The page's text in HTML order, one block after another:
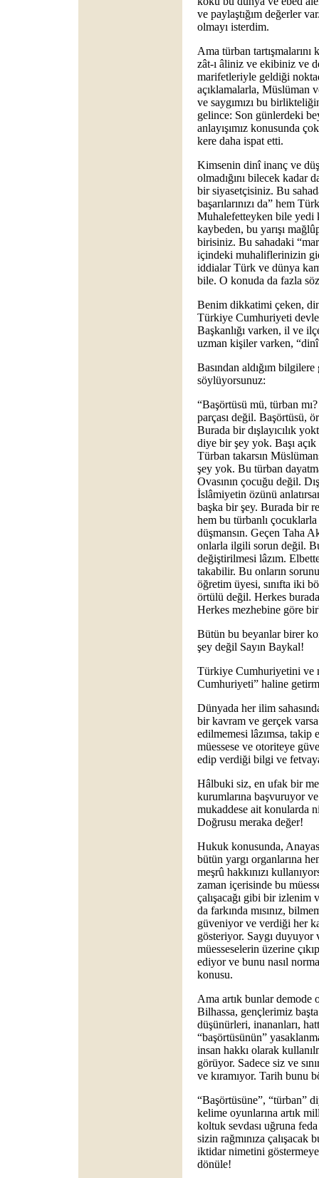
ve paylaştığım değerler
olmayı isterdim.
Ama türban tartışmalarını
zât-ı âliniz ve ekibiniz ve
marifetleriyle geldiği
açıklamalarla, Müslüman
ve saygımızı bu
gelince: Son günlerdeki
anlayışımız konusunda
kere daha ispat etti.
Kimsenin dinî inanç ve
olmadığını bilecek kadar
bir siyasetçisiniz. Bu
başarılarınızı da” hem
Muhalefetteyken bile yedi
kaybeden, bu yarışı
birisiniz. Bu sahadaki
içindeki muhaliflerinizin
iddialar Türk ve dünya
bile. O konuda da fazla
Benim dikkatimi çeken, din
Türkiye Cumhuriyeti
Başkanlığı varken, il ve
uzman kişiler varken,
Basından aldığım
söylüyorsunuz:
“Başörtüsü mü, türban
parçası değil. Başörtüsü,
Burada bir dışlayıcılık
diye bir şey yok. Başı
Türban takarsın
şey yok. Bu türban
Ovasının çocuğu değil.
İslâmiyetin özünü
başka bir şey. Burada bir
hem bu türbanlı
düşmansın. Geçen Taha
onlarla ilgili sorun değil.
değiştirilmesi lâzım.
takabilir. Bu onların
öğretim üyesi, sınıfta iki
örtülü değil. Herkes
Herkes mezhebine göre
Bütün bu beyanlar birer
şey değil Sayın Baykal!
Türkiye Cumhuriyetini ve
Cumhuriyeti” haline
Dünyada her ilim
bir kavram ve gerçek
edilmemesi lâzımsa,
müessese ve otoriteye
edip verdiği bilgi ve
Hâlbuki siz, en ufak bir
kurumlarına başvuruyor
mukaddese ait konularda
Doğrusu meraka değer!
Hukuk konusunda,
bütün yargı organlarına
meşrû hakkınızı
zaman içerisinde bu
çalışacağı gibi bir izlenim
da farkında mısınız,
güveniyor ve verdiği her
gösteriyor. Saygı
müesseselerin üzerine
ediyor ve bunu nasıl
konusu.
Ama artık bunlar demode
Bilhassa, gençlerimiz
düşünürleri, inananları,
“başörtüsünün”
insan hakkı olarak
görüyor. Sadece siz ve
ve kıramıyor. Tarih bunu
“Başörtüsüne”, “türban”
kelime oyunlarına artık
koltuk sevdası uğruna
sizin rağmınıza çalışacak
iktidar nimetini
dönüle!